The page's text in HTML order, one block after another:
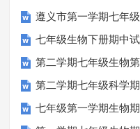
遵义市第一学期七年
七年级生物下册期中
第二学期七年级生物
第二学期七年级科学
七年级第一学期生物